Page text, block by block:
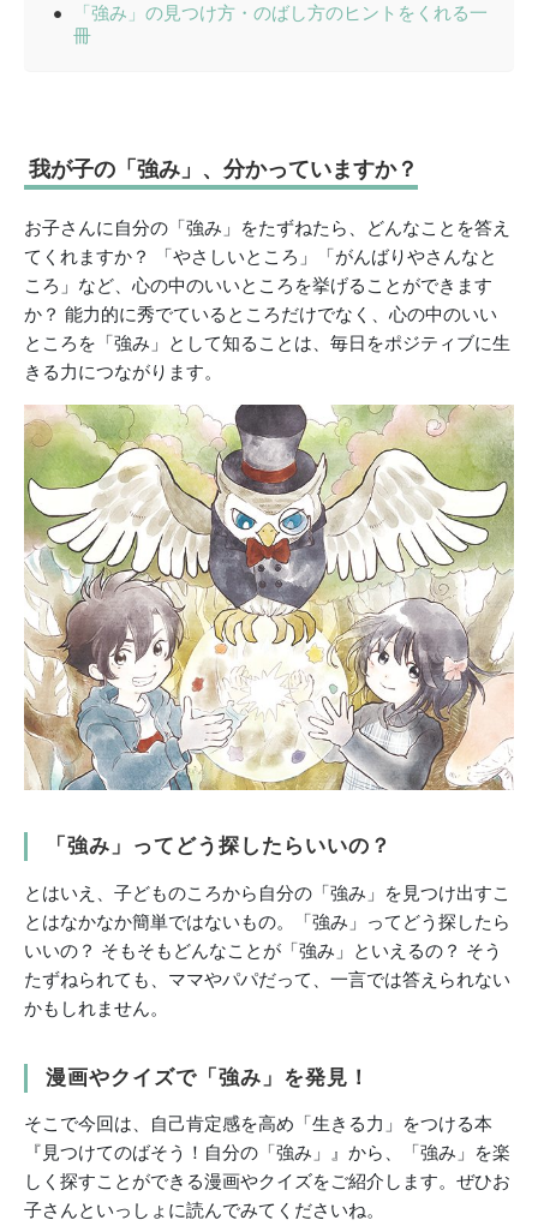
「強み」の見つけ方・のばし方のヒントをくれる一
冊
我が子の「強み」、分かっていますか？
お子さんに自分の「強み」をたずねたら、どんなことを答え
てくれますか？ 「やさしいところ」「がんばりやさんなと
ころ」など、心の中のいいところを挙げることができます
か？ 能力的に秀でているところだけでなく、心の中のいい
ところを「強み」として知ることは、毎日をポジティブに生
きる力につながります。
「強み」ってどう探したらいいの？
とはいえ、子どものころから自分の「強み」を見つけ出すこ
とはなかなか簡単ではないもの。「強み」ってどう探したら
いいの？ そもそもどんなことが「強み」といえるの？ そう
たずねられても、ママやパパだって、一言では答えられない
かもしれません。
漫画やクイズで「強み」を発見！
そこで今回は、自己肯定感を高め「生きる力」をつける本
『見つけてのばそう！自分の「強み」』から、「強み」を楽
しく探すことができる漫画やクイズをご紹介します。ぜひお
子さんといっしょに読んでみてくださいね。